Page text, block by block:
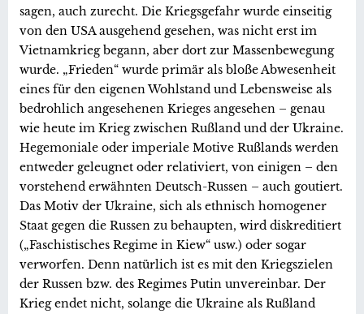
sagen, auch zurecht. Die Kriegsgefahr wurde einseitig
von den USA ausgehend gesehen, was nicht erst im
Vietnamkrieg begann, aber dort zur Massenbewegung
wurde. „Frieden“ wurde primär als bloße Abwesenheit
eines für den eigenen Wohlstand und Lebensweise als
bedrohlich angesehenen Krieges angesehen – genau
wie heute im Krieg zwischen Rußland und der Ukraine.
Hegemoniale oder imperiale Motive Rußlands werden
entweder geleugnet oder relativiert, von einigen – den
vorstehend erwähnten Deutsch-Russen – auch goutiert.
Das Motiv der Ukraine, sich als ethnisch homogener
Staat gegen die Russen zu behaupten, wird diskreditiert
(„Faschistisches Regime in Kiew“ usw.) oder sogar
verworfen. Denn natürlich ist es mit den Kriegszielen
der Russen bzw. des Regimes Putin unvereinbar. Der
Krieg endet nicht, solange die Ukraine als Rußland